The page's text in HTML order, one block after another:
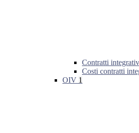
Contratti
Costi contratti
OIV 1